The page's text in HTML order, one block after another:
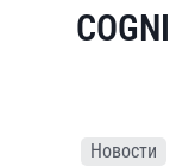
Новости